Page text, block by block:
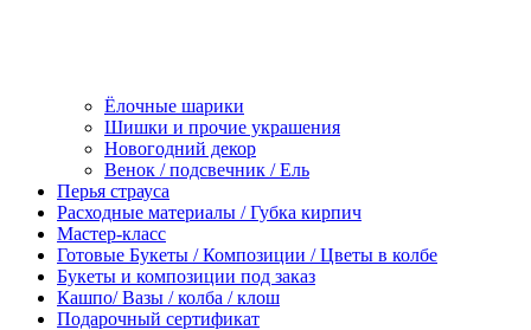
Ёлочные шарики
Шишки и прочие украшения
Новогодний декор
Венок / подсвечник / Ель
Перья страуса
Расходные материалы / Губка кирпич
Мастер-класс
Готовые Букеты / Композиции / Цветы в колбе
Букеты и композиции под заказ
Кашпо/ Вазы / колба / клош
Подарочный сертификат